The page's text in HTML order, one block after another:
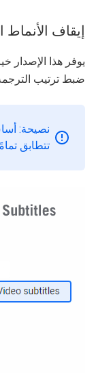
إيقاف
يوفر هذا الإصدار
ضبط ترتيب
نصيحة:
تتطابق